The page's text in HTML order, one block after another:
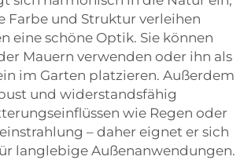
Farbe und Struktur verleihen
eine schöne Optik. Sie können
Mauern verwenden oder ihn als
im Garten platzieren. Außerdem
und widerstandsfähig
wie Regen oder
– daher eignet er sich
langlebige Außenanwendungen.